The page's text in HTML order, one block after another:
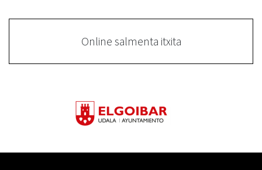
Online salmenta itxita